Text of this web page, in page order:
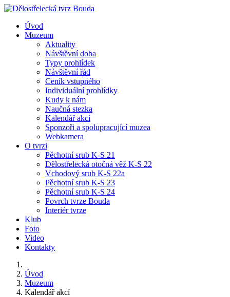
Úvod
Muzeum
Aktuality
Návštěvní doba
Typy prohlídek
Návštěvní řád
Ceník vstupného
Individuální prohlídky
Kudy k nám
Naučná stezka
Kalendář akcí
Sponzoři a spolupracující muzea
Webkamera
O tvrzi
Pěchotní srub K-S 21
Dělostřelecká otočná věž K-S 22
Vchodový srub K-S 22a
Pěchotní srub K-S 23
Pěchotní srub K-S 24
Povrch tvrze Bouda
Interiér tvrze
Klub
Foto
Video
Kontakty
Úvod
Muzeum
Kalendář akcí